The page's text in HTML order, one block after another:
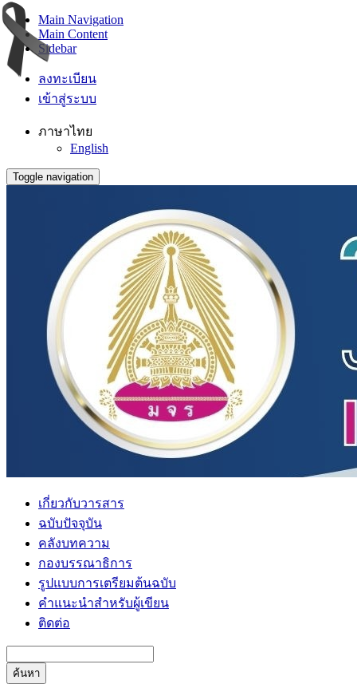
Main Navigation
Main Content
Sidebar
ลงทะเบียน
เข้าสู่ระบบ
ภาษาไทย
English
Toggle navigation
เกี่ยวกับวารสาร
ฉบับปัจจุบัน
คลังบทความ
กองบรรณาธิการ
รูปแบบการเตรียมต้นฉบับ
คำแนะนำสำหรับผู้เขียน
ติดต่อ
ค้นหา